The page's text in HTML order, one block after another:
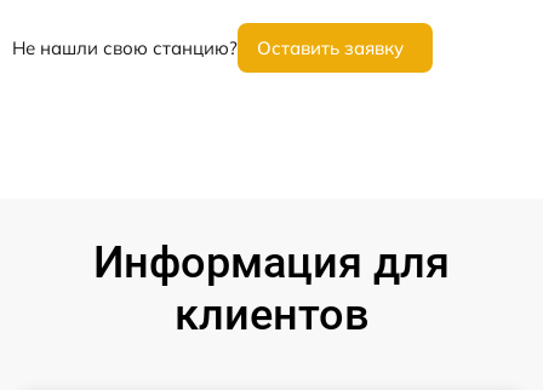
Не нашли свою станцию? Оставить заявку
Информация для
клиентов